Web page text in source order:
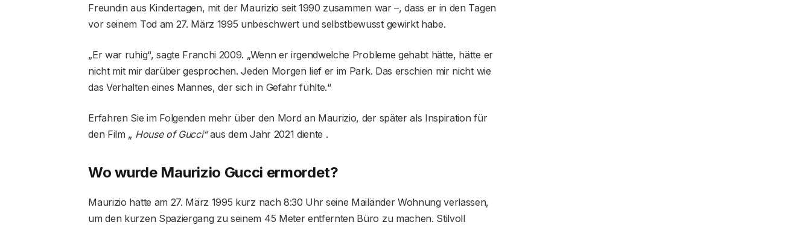
Freundin aus Kindertagen, mit der Maurizio seit 1990 zusammen war –, dass er in den Tagen
vor seinem Tod am 27. März 1995 unbeschwert und selbstbewusst gewirkt habe.
„Er war ruhig“, sagte Franchi 2009. „Wenn er irgendwelche Probleme gehabt hätte, hätte er
nicht mit mir darüber gesprochen. Jeden Morgen lief er im Park. Das erschien mir nicht wie
das Verhalten eines Mannes, der sich in Gefahr fühlte.“
Erfahren Sie im Folgenden mehr über den Mord an Maurizio, der später als Inspiration für
den Film „ House of Gucci“aus dem Jahr 2021 diente .
Wo wurde Maurizio Gucci ermordet?
Maurizio hatte am 27. März 1995 kurz nach 8:30 Uhr seine Mailänder Wohnung verlassen,
um den kurzen Spaziergang zu seinem 45 Meter entfernten Büro zu machen. Stilvoll